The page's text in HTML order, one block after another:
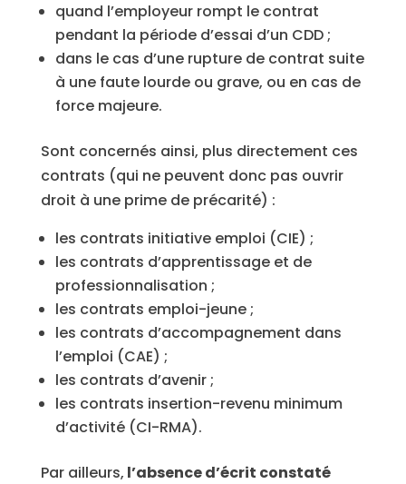
quand l’employeur rompt le contrat
pendant la période d’essai d’un CDD ;
dans le cas d’une rupture de contrat suite
à une faute lourde ou grave, ou en cas de
force majeure.
Sont concernés ainsi, plus directement ces
contrats (qui ne peuvent donc pas ouvrir
droit à une prime de précarité) :
les contrats initiative emploi (CIE) ;
les contrats d’apprentissage et de
professionnalisation ;
les contrats emploi-jeune ;
les contrats d’accompagnement dans
l’emploi (CAE) ;
les contrats d’avenir ;
les contrats insertion-revenu minimum
d’activité (CI-RMA).
Par ailleurs, l’absence d’écrit constaté